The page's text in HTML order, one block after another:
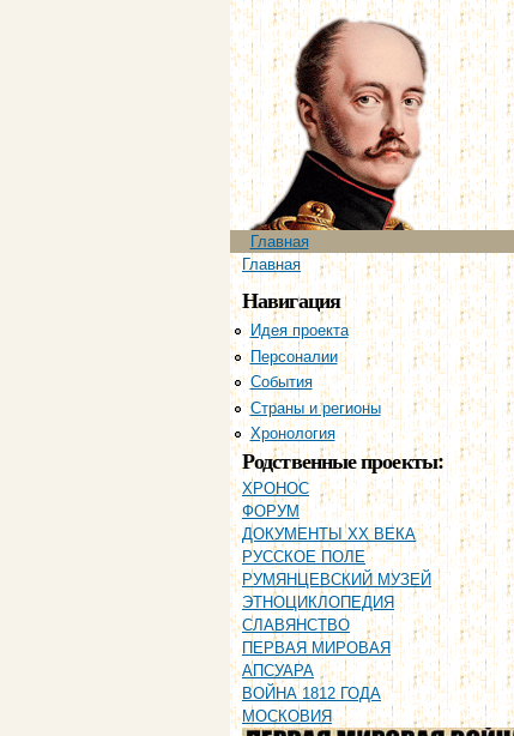
Главное меню
Главная
Вы здесь
Главная
Навигация
Идея проекта
Персоналии
События
Страны и регионы
Хронология
Родственные проекты:
ХРОНОС
ФОРУМ
ДОКУМЕНТЫ XX ВЕКА
РУССКОЕ ПОЛЕ
РУМЯНЦЕВСКИЙ МУЗЕЙ
ЭТНОЦИКЛОПЕДИЯ
СЛАВЯНСТВО
ПЕРВАЯ МИРОВАЯ
АПСУАРА
ВОЙНА 1812 ГОДА
МОСКОВИЯ